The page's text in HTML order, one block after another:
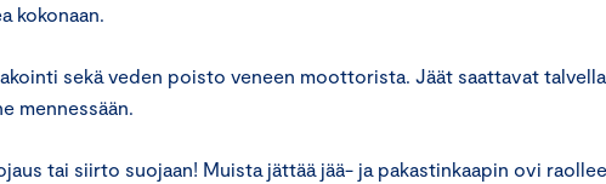
kokonaan.
sekä veden poisto veneen moottorista. Jäät saattavat talvella
mennessään.
tai siirto suojaan! Muista jättää jää- ja pakastinkaapin ovi